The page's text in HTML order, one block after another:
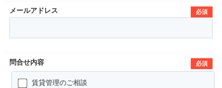
メールアドレス 必須
問合せ内容 必須
賃貸管理のご相談